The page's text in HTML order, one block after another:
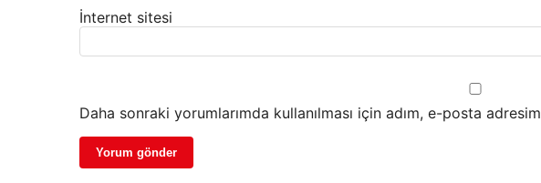
İnternet sitesi
Daha sonraki yorumlarımda kullanılması için adım, e-posta